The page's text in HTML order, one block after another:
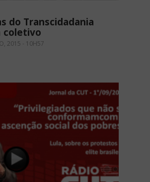
do Transcidadania
coletivo
2015 - 10H57